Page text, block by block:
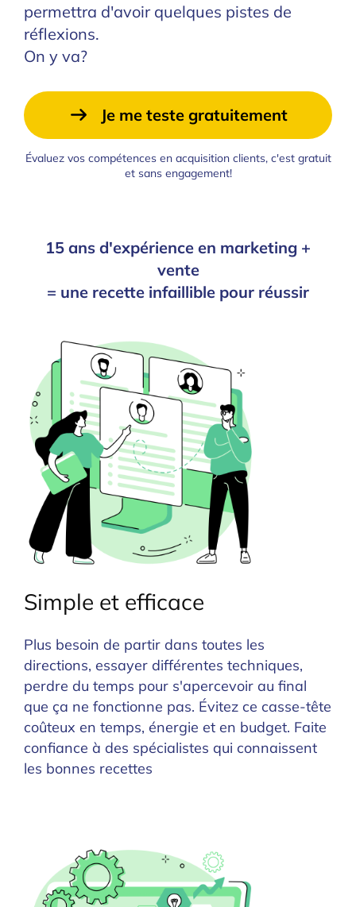
permettra d'avoir quelques pistes de
réflexions.
On y va?
Je me teste gratuitement
Évaluez vos compétences en acquisition clients, c'est gratuit
et sans engagement!
15 ans d'expérience en marketing +
vente
= une recette infaillible pour réussir
Simple et efficace
Plus besoin de partir dans toutes les
directions, essayer différentes techniques,
perdre du temps pour s'apercevoir au final
que ça ne fonctionne pas. Évitez ce casse-tête
coûteux en temps, énergie et en budget. Faite
confiance à des spécialistes qui connaissent
les bonnes recettes